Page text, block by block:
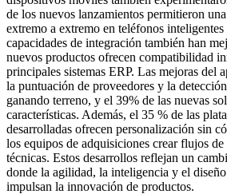
de los nuevos lanzamientos permitieron
extremo a extremo en teléfonos
capacidades de integración también han
nuevos productos ofrecen compatibilidad
principales sistemas ERP. Las mejoras del
la puntuación de proveedores y la
ganando terreno, y el 39% de las nuevas
características. Además, el 35 % de las
desarrolladas ofrecen personalización sin
los equipos de adquisiciones crear flujos
técnicas. Estos desarrollos reflejan un
donde la agilidad, la inteligencia y el
impulsan la innovación de productos.